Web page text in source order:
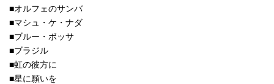
■オルフェのサンバ
■マシュ・ケ・ナダ
■ブルー・ボッサ
■ブラジル
■虹の彼方に
■星に願いを